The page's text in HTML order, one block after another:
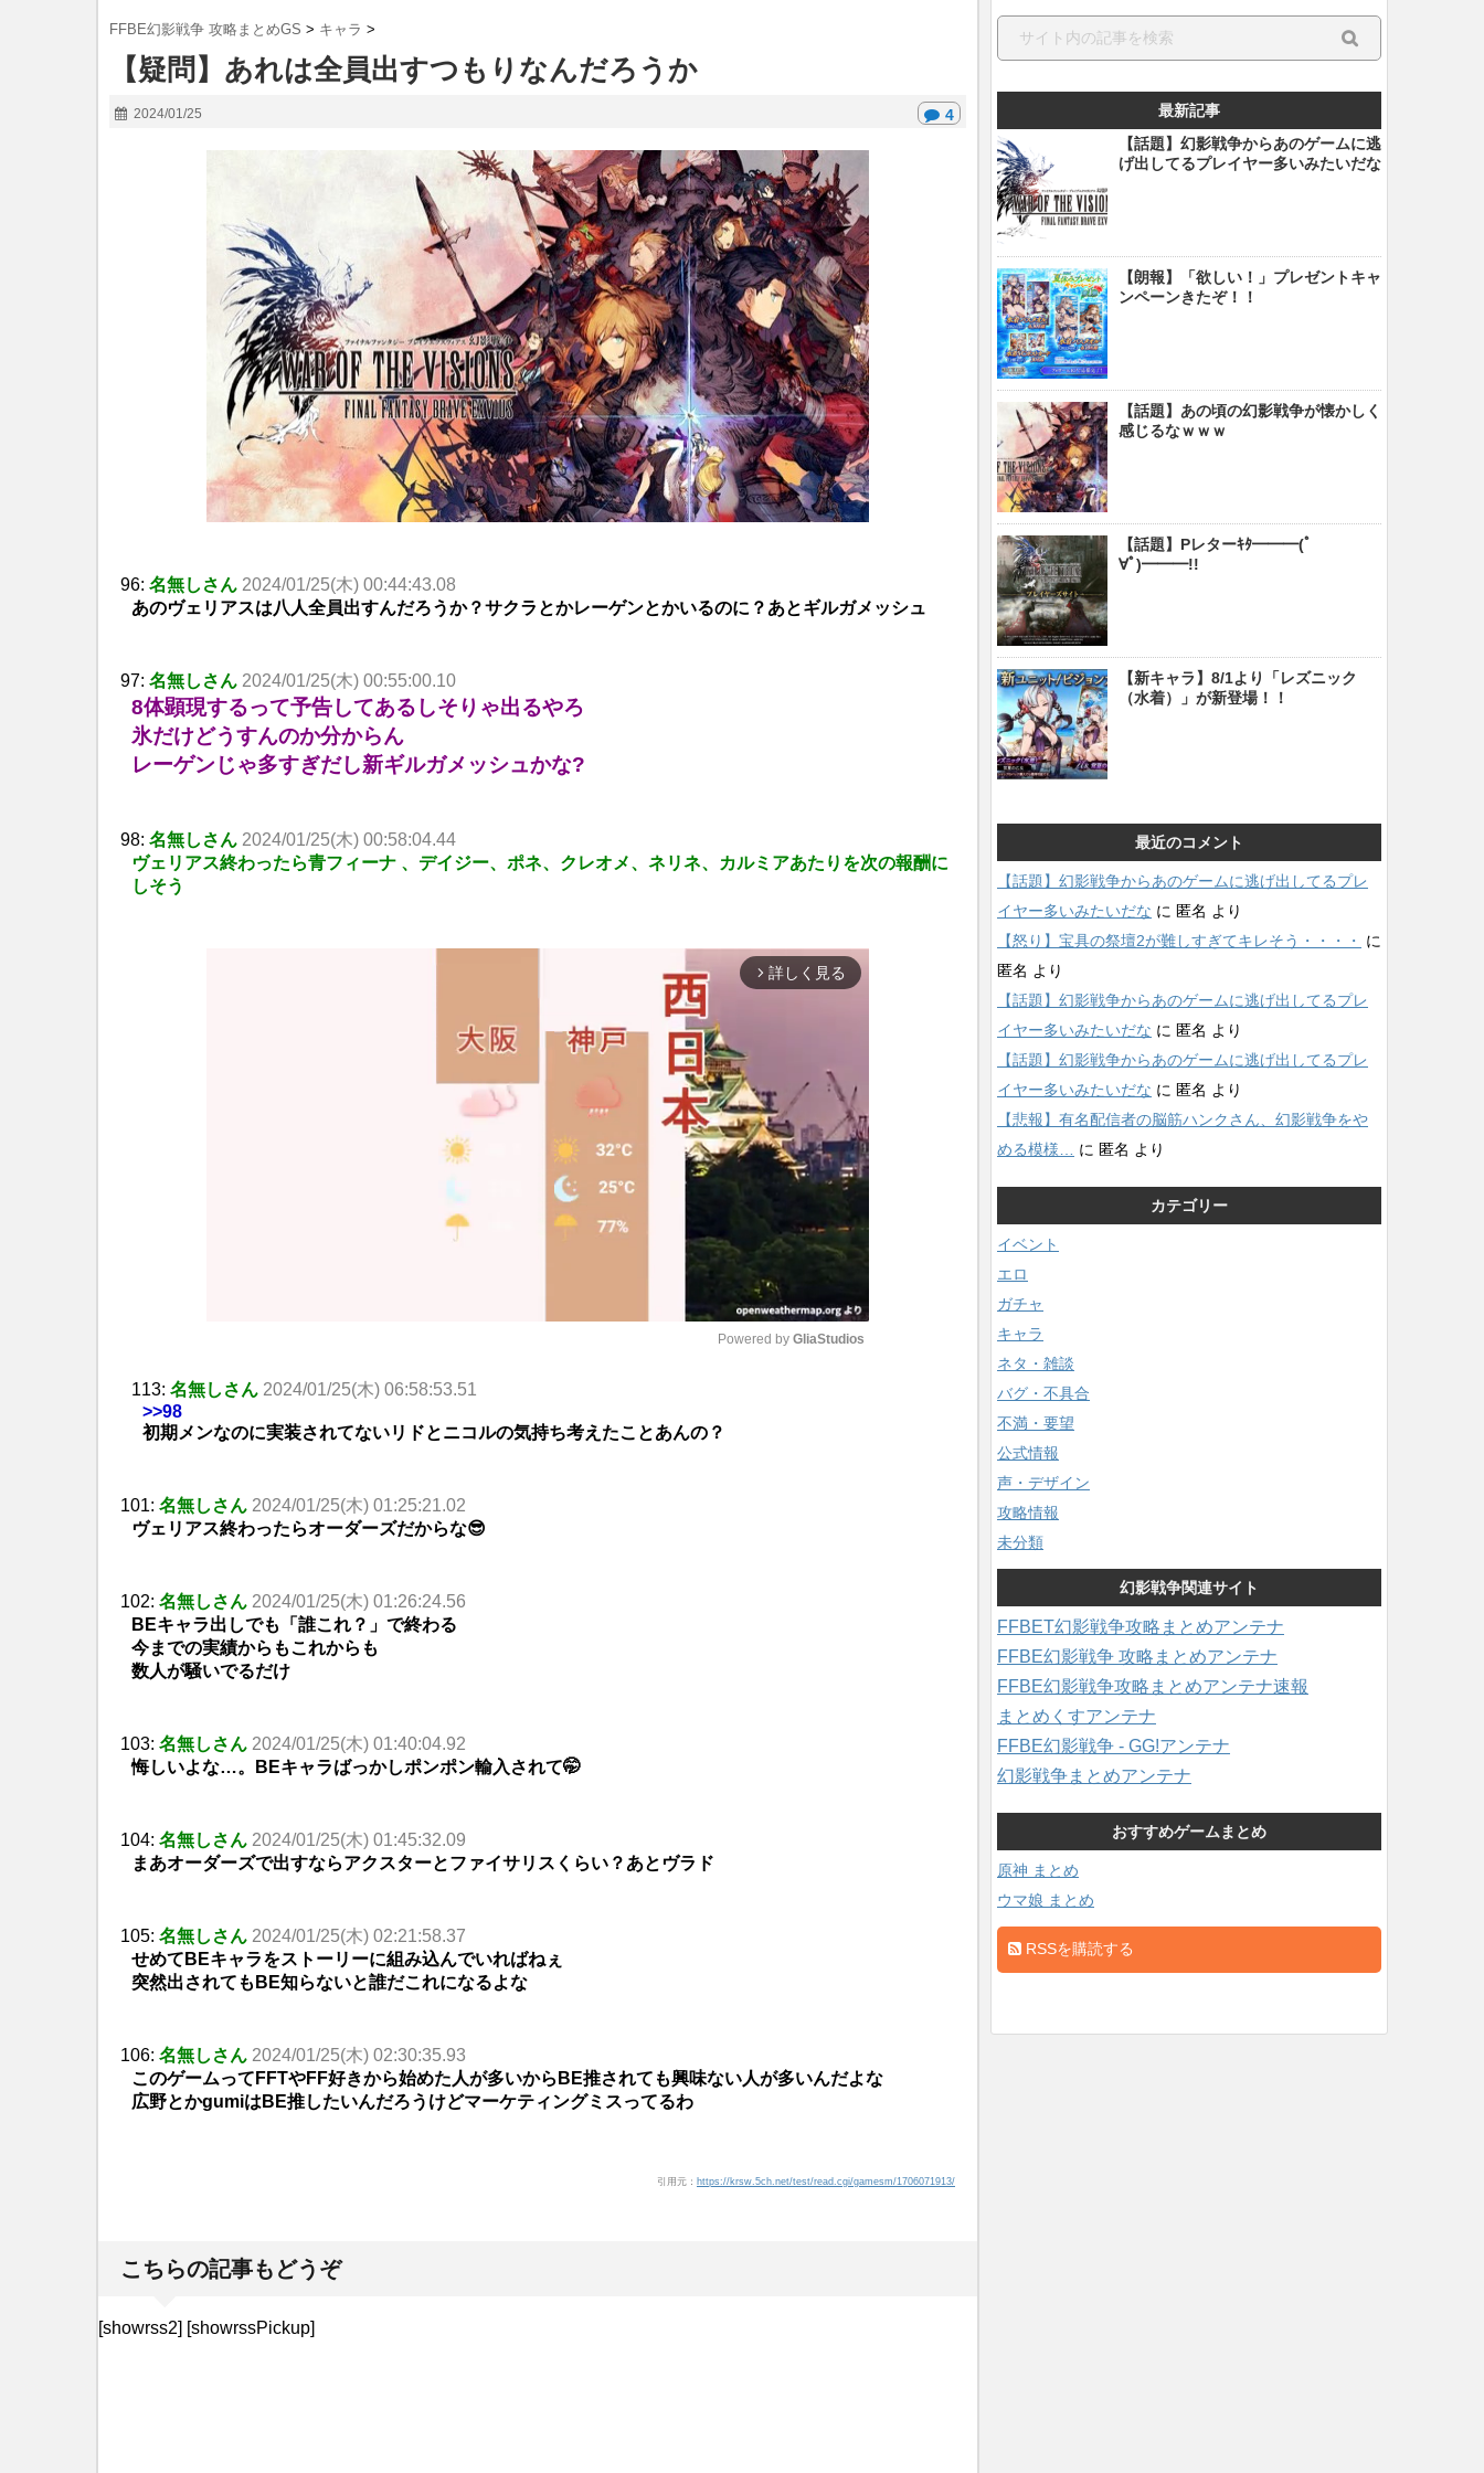
FFBE幻影戦争 攻略まとめGS > キャラ >
【疑問】あれは全員出すつもりなんだろうか
2024/01/25 4
96: 名無しさん 2024/01/25(木) 00:44:43.08
あのヴェリアスは八人全員出すんだろうか？サクラとかレーゲンとかいるのに？あとギルガメッシュ
97: 名無しさん 2024/01/25(木) 00:55:00.10
8体顕現するって予告してあるしそりゃ出るやろ
氷だけどうすんのか分からん
レーゲンじゃ多すぎだし新ギルガメッシュかな?
98: 名無しさん 2024/01/25(木) 00:58:04.44
ヴェリアス終わったら青フィーナ 、デイジー、ポネ、クレオメ、ネリネ、カルミアあたりを次の報酬に
しそう
arrow_forward_ios 詳しく見る
Powered by GliaStudios
113: 名無しさん 2024/01/25(木) 06:58:53.51
>>98
初期メンなのに実装されてないリドとニコルの気持ち考えたことあんの？
101: 名無しさん 2024/01/25(木) 01:25:21.02
ヴェリアス終わったらオーダーズだからな😎
102: 名無しさん 2024/01/25(木) 01:26:24.56
BEキャラ出しでも「誰これ？」で終わる
今までの実績からもこれからも
数人が騒いでるだけ
103: 名無しさん 2024/01/25(木) 01:40:04.92
悔しいよな…。BEキャラばっかしポンポン輸入されて🤭
104: 名無しさん 2024/01/25(木) 01:45:32.09
まあオーダーズで出すならアクスターとファイサリスくらい？あとヴラド
105: 名無しさん 2024/01/25(木) 02:21:58.37
せめてBEキャラをストーリーに組み込んでいればねぇ
突然出されてもBE知らないと誰だこれになるよな
106: 名無しさん 2024/01/25(木) 02:30:35.93
このゲームってFFTやFF好きから始めた人が多いからBE推されても興味ない人が多いんだよな
広野とかgumiはBE推したいんだろうけどマーケティングミスってるわ
引用元： https://krsw.5ch.net/test/read.cgi/gamesm/1706071913/
こちらの記事もどうぞ
[showrss2] [showrssPickup]
最新記事
【話題】幻影戦争からあのゲームに逃
げ出してるプレイヤー多いみたいだな
【朗報】「欲しい！」プレゼントキャ
ンペーンきたぞ！！
【話題】あの頃の幻影戦争が懐かしく
感じるなｗｗｗ
【話題】Pレターｷﾀ━━━(ﾟ
∀ﾟ)━━━!!
【新キャラ】8/1より「レズニック
（水着）」が新登場！！
最近のコメント
【話題】幻影戦争からあのゲームに逃げ出してるプレ
イヤー多いみたいだな に 匿名 より
【怒り】宝具の祭壇2が難しすぎてキレそう・・・・
に
匿名 より
【話題】幻影戦争からあのゲームに逃げ出してるプレ
イヤー多いみたいだな に 匿名 より
【話題】幻影戦争からあのゲームに逃げ出してるプレ
イヤー多いみたいだな に 匿名 より
【悲報】有名配信者の脳筋ハンクさん、幻影戦争をや
める模様…
に 匿名 より
カテゴリー
イベント
エロ
ガチャ
キャラ
ネタ・雑談
バグ・不具合
不満・要望
公式情報
声・デザイン
攻略情報
未分類
幻影戦争関連サイト
FFBET幻影戦争攻略まとめアンテナ
FFBE幻影戦争 攻略まとめアンテナ
FFBE幻影戦争攻略まとめアンテナ速報
まとめくすアンテナ
FFBE幻影戦争 - GG!アンテナ
幻影戦争まとめアンテナ
おすすめゲームまとめ
原神 まとめ
ウマ娘 まとめ
RSSを購読する